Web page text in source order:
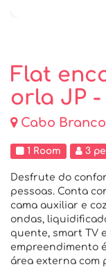
Flat
orla JP
Cabo
1 Room 3
Desfrute do
pessoas. Conta
cama auxiliar e
ondas,
quente, smart TV
empreendimento
área externa com